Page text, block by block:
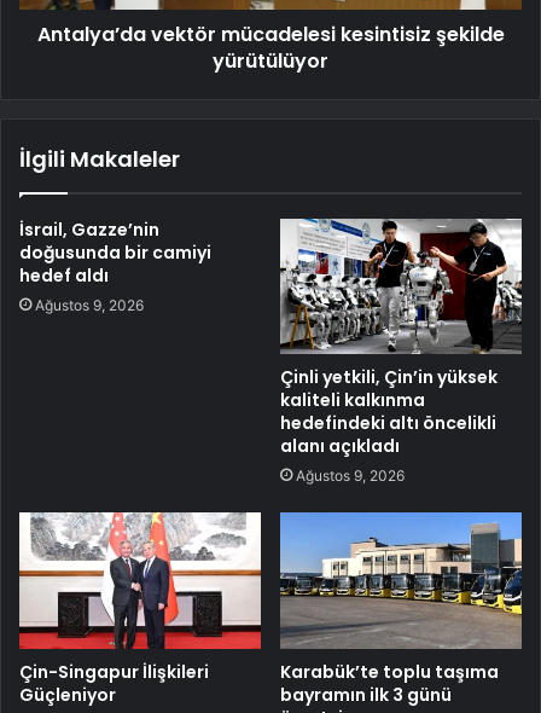
Antalya’da vektör mücadelesi kesintisiz şekilde
yürütülüyor
İlgili Makaleler
İsrail, Gazze’nin
doğusunda bir camiyi
hedef aldı
Ağustos 9, 2026
Çinli yetkili, Çin’in yüksek
kaliteli kalkınma
hedefindeki altı öncelikli
alanı açıkladı
Ağustos 9, 2026
Çin-Singapur İlişkileri
Güçleniyor
Karabük’te toplu taşıma
bayramın ilk 3 günü